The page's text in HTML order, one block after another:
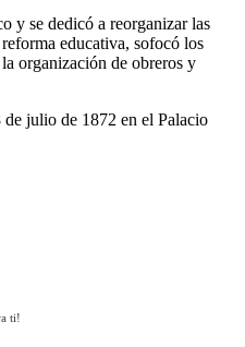
y se dedicó a reorganizar las
educativa, sofocó los
organización de obreros y
julio de 1872 en el Palacio
ti!